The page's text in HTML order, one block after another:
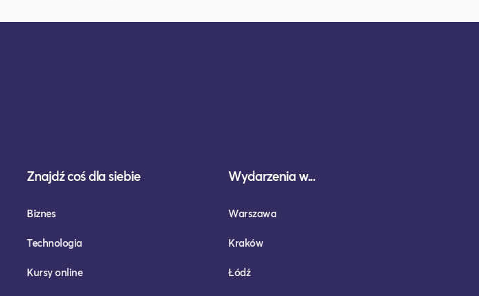
Znajdź coś dla siebie
Biznes
Technologia
Kursy online
Wydarzenia w...
Warszawa
Kraków
Łódź